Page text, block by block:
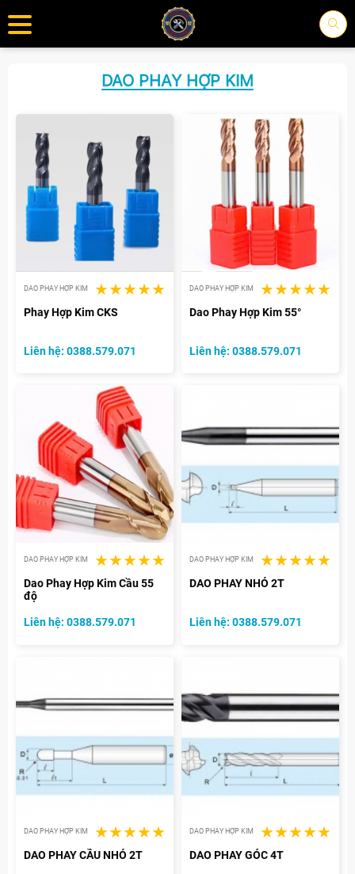
DAO PHAY HỢP KIM
DAO PHAY HỢP KIM
Phay Hợp Kim CKS
Liên hệ: 0388.579.071
DAO PHAY HỢP KIM
Dao Phay Hợp Kim 55°
Liên hệ: 0388.579.071
DAO PHAY HỢP KIM
Dao Phay Hợp Kim Cầu 55
độ
Liên hệ: 0388.579.071
DAO PHAY HỢP KIM
DAO PHAY NHỎ 2T
Liên hệ: 0388.579.071
DAO PHAY HỢP KIM
DAO PHAY CẦU NHỎ 2T
DAO PHAY HỢP KIM
DAO PHAY GÓC 4T